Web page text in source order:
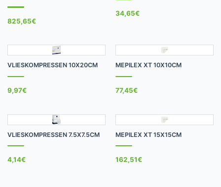
825,65€
34,65€
VLIESKOMPRESSEN 10X20CM
9,97€
MEPILEX XT 10X10CM
77,45€
VLIESKOMPRESSEN 7.5X7.5CM
4,14€
MEPILEX XT 15X15CM
162,51€